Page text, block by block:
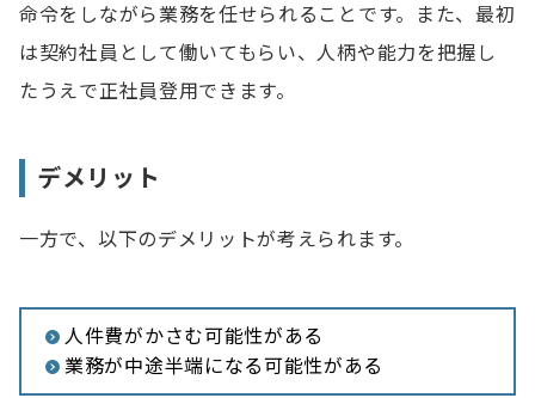
命令をしながら業務を任せられることです。また、最初
は契約社員として働いてもらい、人柄や能力を把握し
たうえで正社員登用できます。
デメリット
一方で、以下のデメリットが考えられます。
人件費がかさむ可能性がある
業務が中途半端になる可能性がある